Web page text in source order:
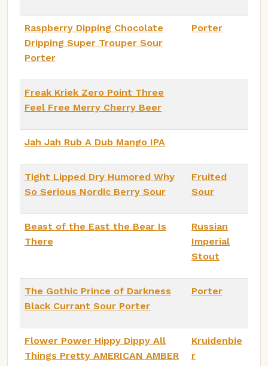
Raspberry Dipping Chocolate
Dripping Super Trouper Sour
Porter
Porter
Freak Kriek Zero Point Three
Feel Free Merry Cherry Beer
Jah Jah Rub A Dub Mango IPA
Tight Lipped Dry Humored Why
So Serious Nordic Berry Sour
Fruited
Sour
Beast of the East the Bear Is
There
Russian
Imperial
Stout
The Gothic Prince of Darkness
Black Currant Sour Porter
Porter
Flower Power Hippy Dippy All
Things Pretty AMERICAN AMBER
Kruidenbie
r